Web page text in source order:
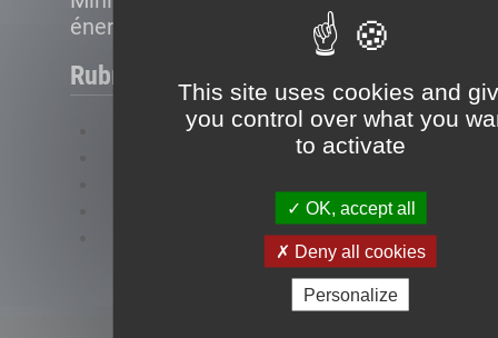
This site uses cookies and
you control over what you
to activate
OK, accept all
Deny all cookies
Personalize
énergétique
Rubriques